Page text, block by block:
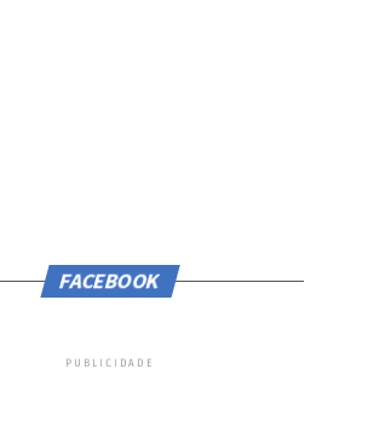
FACEBOOK
PUBLICIDADE